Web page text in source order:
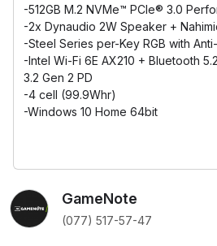
-512GB M.2 NVMe™ PCIe® 3.0
-2x Dynaudio 2W Speaker +
-Steel Series per-Key RGB with
-Intel Wi-Fi 6E AX210 + Bluetooth
3.2 Gen 2 PD
-4 cell (99.9Whr)
-Windows 10 Home 64bit
GameNote
(077) 517-57-47